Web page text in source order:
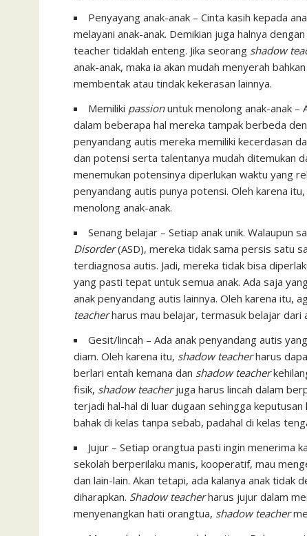
Penyayang anak-anak – Cinta kasih kepada
melayani anak-anak. Demikian juga halnya
teacher tidaklah enteng. Jika seorang shadow
anak-anak, maka ia akan mudah menyerah
membentak atau tindak kekerasan lainnya.
Memiliki passionuntuk menolong anak-anak –
dalam beberapa hal mereka tampak berbeda
penyandang autis mereka memiliki kecerdasan
dan potensi serta talentanya mudah ditemukan
menemukan potensinya diperlukan waktu yang
penyandang autis punya potensi. Oleh karena
menolong anak-anak.
Senang belajar – Setiap anak unik. Walaupun
Disorder(ASD), mereka tidak sama persis satu
terdiagnosa autis. Jadi, mereka tidak bisa
yang pasti tepat untuk semua anak. Ada saja
anak penyandang autis lainnya. Oleh karena itu,
teacherharus mau belajar, termasuk belajar dari
Gesit/lincah – Ada anak penyandang autis
diam. Oleh karena itu, shadow teacherharus
berlari entah kemana dan shadow teacher
fisik, shadow teacherjuga harus lincah dalam
terjadi hal-hal di luar dugaan sehingga
bahak di kelas tanpa sebab, padahal di kelas
Jujur – Setiap orangtua pasti ingin menerima
sekolah berperilaku manis, kooperatif, mau
dan lain-lain. Akan tetapi, ada kalanya anak tidak
diharapkan. Shadow teacherharus jujur dalam
menyenangkan hati orangtua, shadow teacher